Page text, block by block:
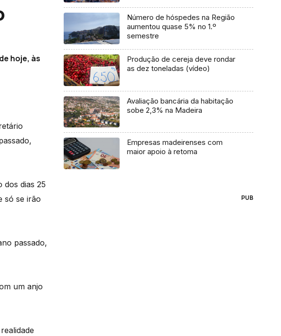
hoje, às
dos dias 25
só se irão
passado,
um anjo
Número de hóspedes na Região
aumentou quase 5% no 1.º
semestre
Produção de cereja deve rondar
as dez toneladas (vídeo)
Avaliação bancária da habitação
sobe 2,3% na Madeira
Empresas madeirenses com
maior apoio à retoma
PUB